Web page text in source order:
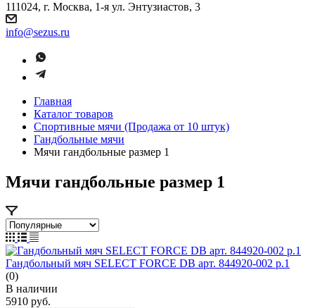
111024, г. Москва, 1-я ул. Энтузиастов, 3
info@sezus.ru
Главная
Каталог товаров
Спортивные мячи (Продажа от 10 штук)
Гандбольные мячи
Мячи гандбольные размер 1
Мячи гандбольные размер 1
Гандбольный мяч SELECT FORCE DB арт. 844920-002 р.1
(0)
В наличии
5910 руб.